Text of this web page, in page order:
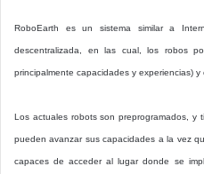
RoboEarth es un sistema similar a
descentralizada, en las cual, los robos
principalmente capacidades y experiencias) y
Los actuales robots son preprogramados, y
pueden avanzar sus capacidades a la vez
capaces de acceder al lugar donde se